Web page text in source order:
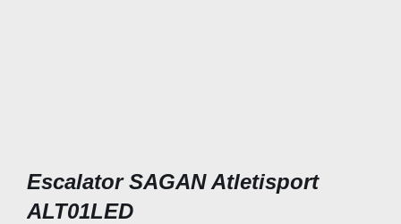
Escalator SAGAN Atletisport
ALT01LED